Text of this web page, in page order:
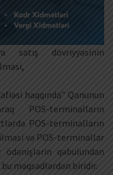
dövriyyəsinin
haqqında” Qanunun
POS-terminalların
POS-terminalların
və POS-terminallar
ödənişlərin qəbulundan
məqsədlərdən biridir.